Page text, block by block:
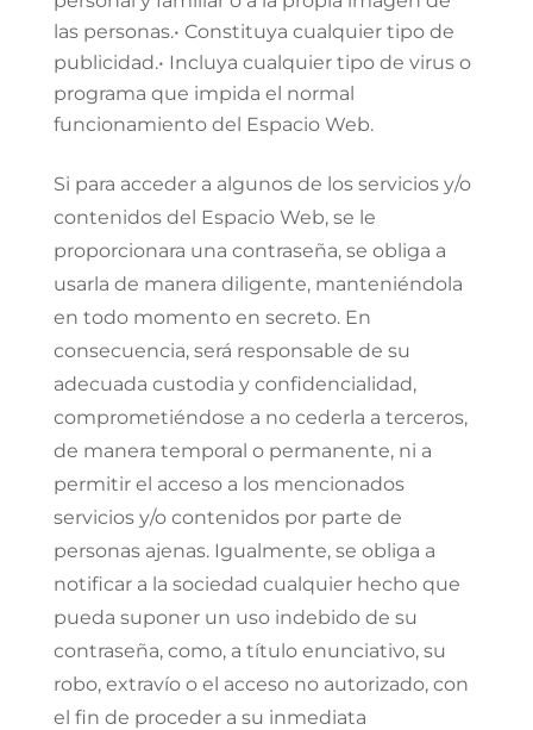
las personas.• Constituya cualquier tipo de
publicidad.• Incluya cualquier tipo de virus o
programa que impida el normal
funcionamiento del Espacio Web.
Si para acceder a algunos de los servicios y/o
contenidos del Espacio Web, se le
proporcionara una contraseña, se obliga a
usarla de manera diligente, manteniéndola
en todo momento en secreto. En
consecuencia, será responsable de su
adecuada custodia y confidencialidad,
comprometiéndose a no cederla a terceros,
de manera temporal o permanente, ni a
permitir el acceso a los mencionados
servicios y/o contenidos por parte de
personas ajenas. Igualmente, se obliga a
notificar a la sociedad cualquier hecho que
pueda suponer un uso indebido de su
contraseña, como, a título enunciativo, su
robo, extravío o el acceso no autorizado, con
el fin de proceder a su inmediata